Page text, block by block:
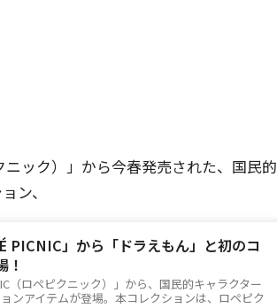
ック）」から今春発売された、国民的
ン、
PICNIC」から「ドラえもん」と初のコ
！
（ロペピクニック）」から、国民的キャラクター
ンアイテムが登場。本コレクションは、ロペピク